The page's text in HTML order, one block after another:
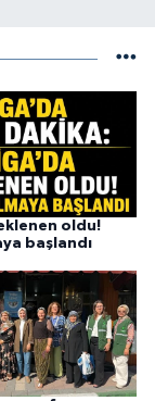
oldu!
başlandı